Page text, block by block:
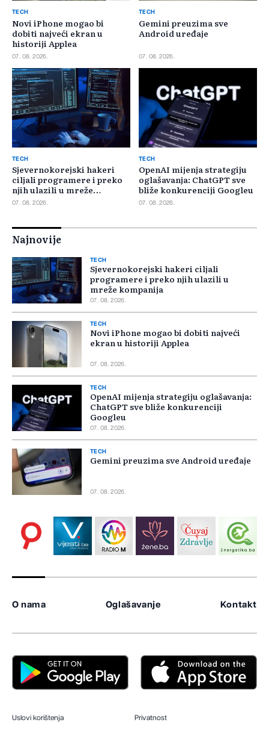
TECH
Novi iPhone mogao bi
dobiti najveći ekran u
historiji Applea
07. 08. 2026.
TECH
Gemini preuzima sve
Android uređaje
07. 08. 2026.
TECH
Sjevernokorejski hakeri
ciljali programere i preko
njih ulazili u mreže
kompanija
07. 08. 2026.
TECH
OpenAI mijenja strategiju
oglašavanja: ChatGPT sve
bliže konkurenciji Googleu
07. 08. 2026.
Najnovije
TECH
Sjevernokorejski hakeri ciljali
programere i preko njih ulazili u
mreže kompanija
07. 08. 2026.
TECH
Novi iPhone mogao bi dobiti najveći
ekran u historiji Applea
07. 08. 2026.
TECH
OpenAI mijenja strategiju oglašavanja:
ChatGPT sve bliže konkurenciji
Googleu
07. 08. 2026.
TECH
Gemini preuzima sve Android uređaje
07. 08. 2026.
O nama Oglašavanje Kontakt
Uslovi korištenja Privatnost